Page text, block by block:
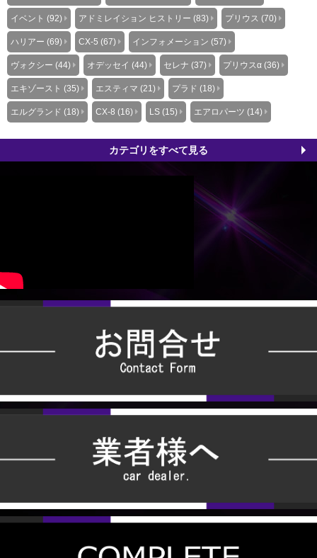
イベント (92) アドミレイション ヒストリー (83) プリウス (70)
ハリアー (69) CX-5 (67) インフォメーション (57)
ヴォクシー (44) オデッセイ (44) セレナ (37) プリウスα (36)
エキゾースト (35) エスティマ (21) プラド (18)
エルグランド (18) CX-8 (16) LS (15) エアロパーツ (14)
カテゴリをすべて見る